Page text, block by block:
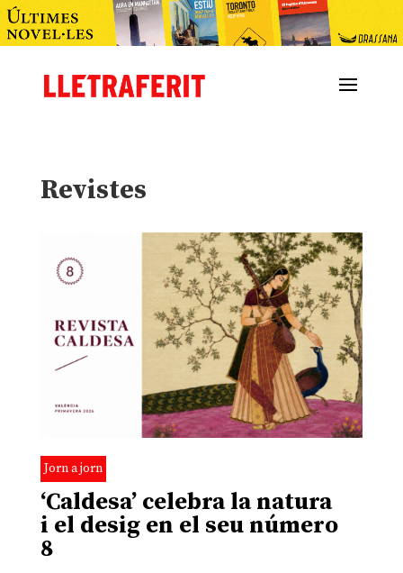
Revistes
Jorn a jorn
‘Caldesa’ celebra la natura
i el desig en el seu número
8